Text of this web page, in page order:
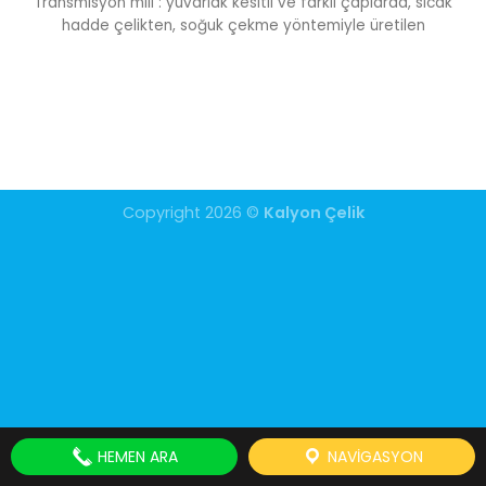
hadde çelikten, soğuk çekme yöntemiyle üretilen
Copyright 2026 © Kalyon Çelik
HEMEN ARA NAVIGASYON